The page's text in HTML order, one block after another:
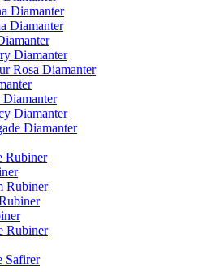
Diamanter
Diamanter
Diamanter
Rosa Diamanter
Diamanter
Diamanter
Rubiner
Rubiner
Rubiner
Safirer